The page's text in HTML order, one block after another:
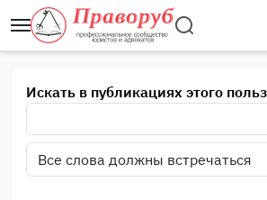
Искать в публикациях этого